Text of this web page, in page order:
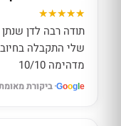
תודה רבה לדן
שלי התקבלה
מדהימה 10/10
Google · ביקורת